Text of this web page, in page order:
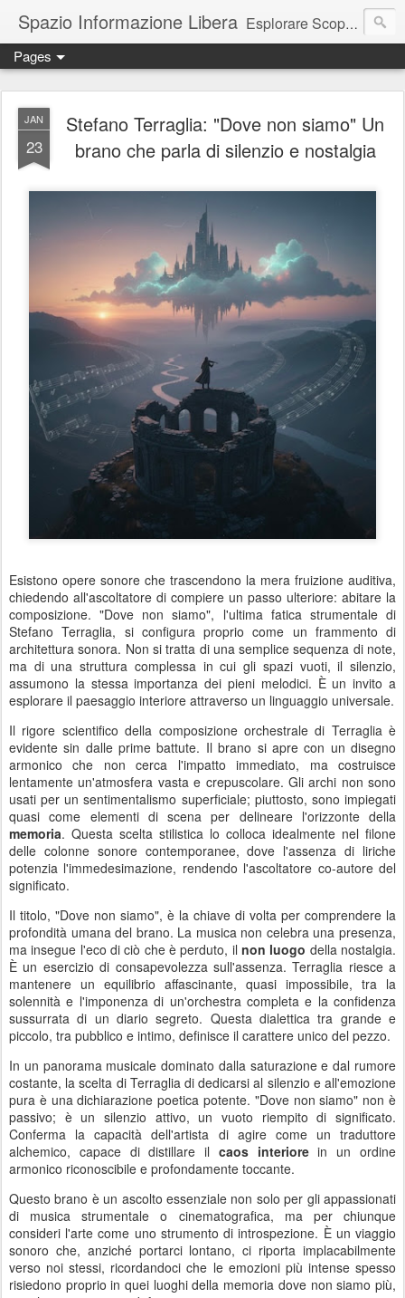
Spazio Informazione Libera Esplorare Scoprire Creare
Escursioni, viaggi, arte, tecnologia, attualità
Pages
JAN
23
Stefano Terraglia: "Dove non siamo" Un
brano che parla di silenzio e nostalgia
Esistono opere sonore che trascendono la mera fruizione auditiva,
chiedendo all'ascoltatore di compiere un passo ulteriore: abitare la
composizione. "Dove non siamo", l'ultima fatica strumentale di
Stefano Terraglia, si configura proprio come un frammento di
architettura sonora. Non si tratta di una semplice sequenza di note,
ma di una struttura complessa in cui gli spazi vuoti, il silenzio,
assumono la stessa importanza dei pieni melodici. È un invito a
esplorare il paesaggio interiore attraverso un linguaggio universale.
Il rigore scientifico della composizione orchestrale di Terraglia è
evidente sin dalle prime battute. Il brano si apre con un disegno
armonico che non cerca l'impatto immediato, ma costruisce
lentamente un'atmosfera vasta e crepuscolare. Gli archi non sono
usati per un sentimentalismo superficiale; piuttosto, sono impiegati
quasi come elementi di scena per delineare l'orizzonte della
memoria. Questa scelta stilistica lo colloca idealmente nel filone
delle colonne sonore contemporanee, dove l'assenza di liriche
potenzia l'immedesimazione, rendendo l'ascoltatore co-autore del
significato.
Il titolo, "Dove non siamo", è la chiave di volta per comprendere la
profondità umana del brano. La musica non celebra una presenza,
ma insegue l'eco di ciò che è perduto, il non luogo della nostalgia.
È un esercizio di consapevolezza sull'assenza. Terraglia riesce a
mantenere un equilibrio affascinante, quasi impossibile, tra la
solennità e l'imponenza di un'orchestra completa e la confidenza
sussurrata di un diario segreto. Questa dialettica tra grande e
piccolo, tra pubblico e intimo, definisce il carattere unico del pezzo.
In un panorama musicale dominato dalla saturazione e dal rumore
costante, la scelta di Terraglia di dedicarsi al silenzio e all'emozione
pura è una dichiarazione poetica potente. "Dove non siamo" non è
passivo; è un silenzio attivo, un vuoto riempito di significato.
Conferma la capacità dell'artista di agire come un traduttore
alchemico, capace di distillare il caos interiorein un ordine
armonico riconoscibile e profondamente toccante.
Questo brano è un ascolto essenziale non solo per gli appassionati
di musica strumentale o cinematografica, ma per chiunque
consideri l'arte come uno strumento di introspezione. È un viaggio
sonoro che, anziché portarci lontano, ci riporta implacabilmente
verso noi stessi, ricordandoci che le emozioni più intense spesso
risiedono proprio in quei luoghi della memoria dove non siamo più,